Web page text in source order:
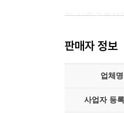
이 상황으로
작품은 1996
모두 읽어볼
판매자 정보
업체명
사업자 등